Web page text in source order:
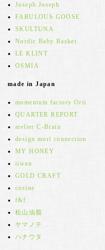
Joseph Joseph
FABULOUS GOOSE
SKULTUNA
Nordic Baby Basket
LE KLINT
OSMIA
made in Japan
momentum factory Orii
QUARTER REPORT
atelier C-Brain
design mori connection
MY HONEY
iiwan
GOLD CRAFT
cosine
f&f
松山油脂
ヤマノテ
ハナウタ